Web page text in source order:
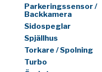
Parkeringssensor /
Backkamera
Sidospeglar
Spjällhus
Torkare / Spolning
Turbo